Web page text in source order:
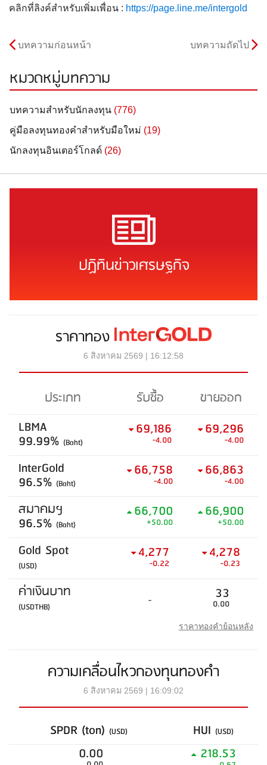
คลิกที่ลิงค์สำหรับเพิ่มเพื่อน : https://page.line.me/intergold
บทความก่อนหน้า บทความถัดไป
หมวดหมู่บทความ
บทความสำหรับนักลงทุน (776)
คู่มือลงทุนทองคำสำหรับมือใหม่ (19)
นักลงทุนอินเตอร์โกลด์ (26)
ปฏิทินข่าวเศรษฐกิจ
ราคาทอง
6 สิงหาคม 2569 | 16:12:58
ประเภท รับซื้อ
ขายออก
LBMA
99.99% (Baht)
69,186
-4.00
69,296
-4.00
InterGold
96.5% (Baht)
66,758
-4.00
66,863
-4.00
สมาคมฯ
96.5% (Baht)
66,700
+50.00
66,900
+50.00
Gold Spot
(USD)
4,277
-0.22
4,278
-0.23
ค่าเงินบาท
(USDTHB) - 33
0.00
ราคาทองคำย้อนหลัง
ความเคลื่อนไหวกองทุนทองคำ
6 สิงหาคม 2569 | 16:09:02
SPDR (ton) (USD) HUI (USD)
0.00 218.53